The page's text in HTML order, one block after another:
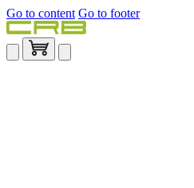
Go to content Go to footer